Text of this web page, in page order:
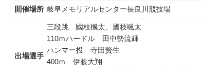
開催場所 岐阜メモリアルセンター長良川競技場
出場選手
三段跳 國枝楓太、國枝颯太
110ｍハードル 田中勢流輝
ハンマー投 寺田賢生
400ｍ 伊藤大翔